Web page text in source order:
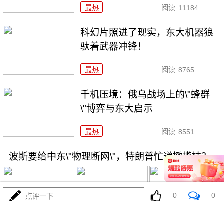
最热 阅读 11184
科幻片照进了现实，东大机器狼
驮着武器冲锋！
最热 阅读 8765
千机压境：俄乌战场上的\"蜂群
\"博弈与东大启示
最热 阅读 8551
波斯要给中东\"物理断网\"，特朗普忙递橄榄枝？
点评一下 0 0